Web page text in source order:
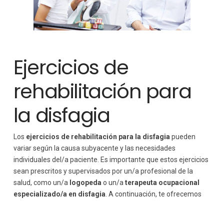
Ejercicios de
rehabilitación para
la disfagia
Los ejercicios de rehabilitación para la disfagia pueden
variar según la causa subyacente y las necesidades
individuales del/a paciente. Es importante que estos ejercicios
sean prescritos y supervisados por un/a profesional de la
salud, como un/a logopeda o un/a terapeuta ocupacional
especializado/a en disfagia . A continuación, te ofrecemos